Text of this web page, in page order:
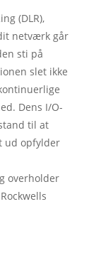
(DLR),
netværk går
sti på
slet ikke
Dens I/O-
til at
ud opfylder
overholder